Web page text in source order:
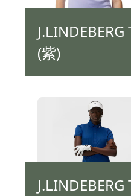
(紫)